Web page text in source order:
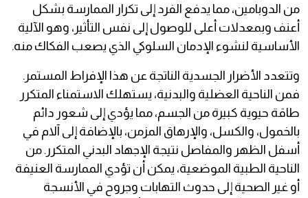
من الدوبامين، مما يدفع الفرد إلى تكرار الممارسة بشكل
أعنف وبمعدلات أعلى للوصول إلى نفس التأثير، وهو الآلية
الأساسية لنشوء الإدمان السلوكي الذي يصعب الفكاك منه.
وتتعدد الأضرار الجسدية الناتجة عن هذا الإفراط المستمر.
فمن الناحية العضلية والبدنية، يستهلك الاستمناء المتكرر
طاقة حيوية كبيرة من الجسم، مما يؤدي إلى شعور دائم
بالخمول، والكسل، والإرهاق المزمن، بالإضافة إلى آلام في
أسفل الظهر والمفاصل نتيجة الإجهاد البدني المتكرر. من
الناحية الطبية الموضعية، يمكن أن تؤدي الممارسة العنيفة
أو غير الصحية إلى حدوث التهابات وجروح في الأنسجة